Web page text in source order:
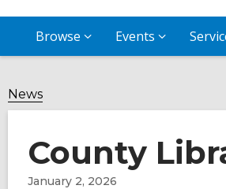
Browse Events
News
County
January 2, 2026